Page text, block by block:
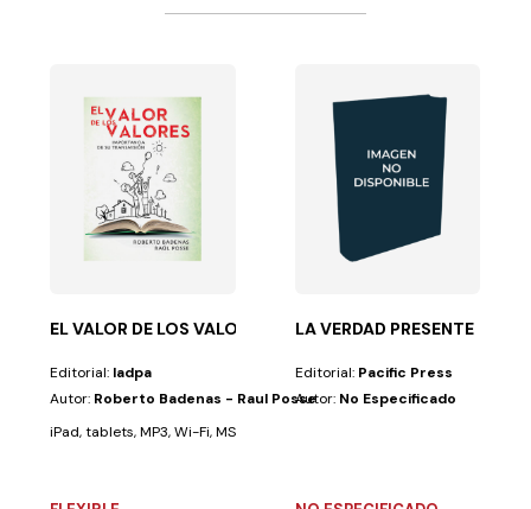
grupos...
CON DIOS
diferentes formas de orar y que hay muchas cosas...
EL VALOR DE LOS VALORES
Editorial: Iadpa
Autor: Roberto Badenas - Raul Posse
iPad, tablets, MP3, Wi-Fi, MSN, TV, videojuegos... El lenguaje de los niños
LA VERDAD PRESENTE
Editorial: Pacific Press
Autor: No Especificado